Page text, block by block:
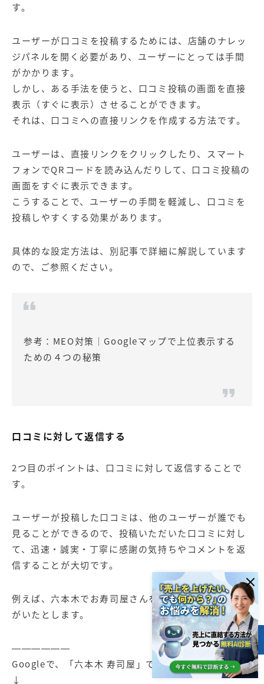
す。
ユーザーが口コミを投稿するためには、店舗のナレッ
ジパネルを開く必要があり、ユーザーにとっては手間
がかかります。
しかし、ある手法を使うと、口コミ投稿の画面を直接
表示（すぐに表示）させることができます。
それは、口コミへの直接リンクを作成する方法です。
ユーザーは、直接リンクをクリックしたり、スマート
フォンでQRコードを読み込んだりして、口コミ投稿の
画面をすぐに表示できます。
こうすることで、ユーザーの手間を軽減し、口コミを
投稿しやすくする効果があります。
具体的な設定方法は、別記事で詳細に解説しています
ので、ご参照ください。
参考： MEO対策│Googleマップで上位表示する
ための４つの秘策
口コミに対して返信する
2つ目のポイントは、口コミに対して返信することで
す。
ユーザーが投稿した口コミは、他のユーザーが誰でも
見ることができるので、投稿いただいた口コミに対し
て、迅速・誠実・丁寧に感謝の気持ちやコメントを返
信することが大切です。
例えば、六本木でお寿司屋さんを探しているユーザー
がいたとします。
——————
Googleで、「六本木 寿司屋」で検索
↓
目次